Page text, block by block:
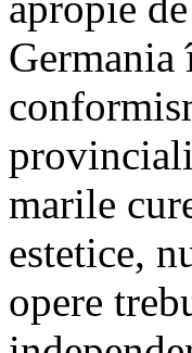
Germania
marile
estetice,
opere